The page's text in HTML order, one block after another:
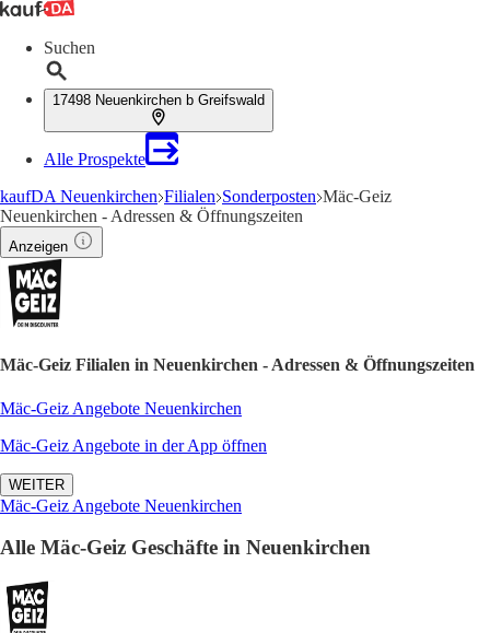
Suchen
17498 Neuenkirchen b Greifswald
Alle Prospekte
kaufDA Neuenkirchen Filialen Sonderposten Mäc-Geiz
Neuenkirchen - Adressen & Öffnungszeiten
Anzeigen
Mäc-Geiz Filialen in Neuenkirchen - Adressen & Öffnungszeiten
Mäc-Geiz Angebote Neuenkirchen
Mäc-Geiz Angebote in der App öffnen
WEITER
Mäc-Geiz Angebote Neuenkirchen
Alle Mäc-Geiz Geschäfte in Neuenkirchen